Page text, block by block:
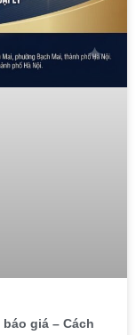
giá – Cách